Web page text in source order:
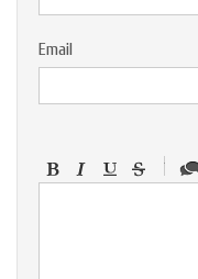
Email
-
-